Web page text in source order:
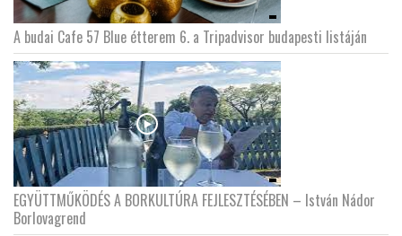
A budai Cafe 57 Blue étterem 6. a Tripadvisor budapesti listáján
EGYÜTTMŰKÖDÉS A BORKULTÚRA FEJLESZTÉSÉBEN – István Nádor
Borlovagrend